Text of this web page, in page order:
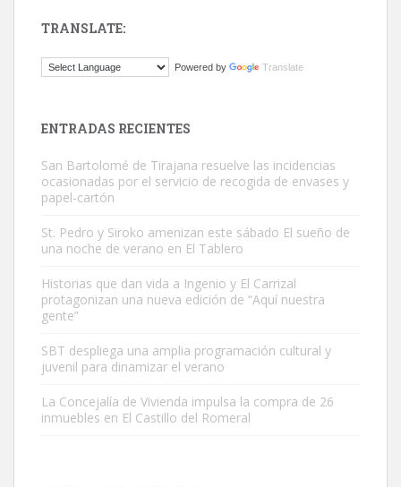
Este gato macho ha aparecido en la calle hace menos de un mes,
Busco adopción responsable para mi perra. Pastor alemán,
hembra, 4 años. Por motivos personales ...
Leales.org » Gran Canaria
TRANSLATE:
Powered by Translate
ENTRADAS RECIENTES
San Bartolomé de Tirajana resuelve las incidencias
ocasionadas por el servicio de recogida de envases y
papel-cartón
St. Pedro y Siroko amenizan este sábado El sueño de
una noche de verano en El Tablero
Historias que dan vida a Ingenio y El Carrizal
protagonizan una nueva edición de “Aquí nuestra
gente”
SBT despliega una amplia programación cultural y
juvenil para dinamizar el verano
La Concejalía de Vivienda impulsa la compra de 26
inmuebles en El Castillo del Romeral